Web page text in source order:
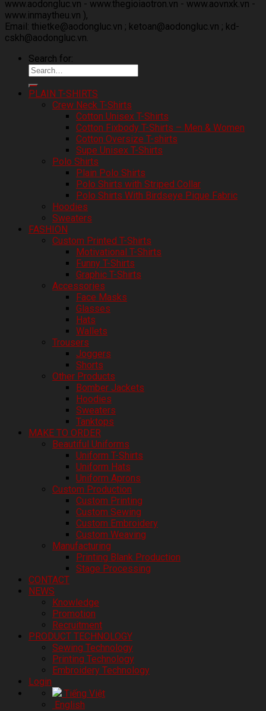
www.aodongluc.vn - www.thegioiaotron.vn - www.aovnxk.vn -
www.inmaytheu.vn ),
Email: thietke@aodongluc.vn ; ketoan@aodongluc.vn ; kd-
cskh@aodongluc.vn.
Search for:
PLAIN T-SHIRTS
Crew Neck T-Shirts
Cotton Unisex T-Shirts
Cotton Fixbody T-Shirts – Men & Women
Cotton Oversize T-shirts
Supe Unisex T-Shirts
Polo Shirts
Plain Polo Shirts
Polo Shirts with Striped Collar
Polo Shirts With Birdseye Pique Fabric
Hoodies
Sweaters
FASHION
Custom Printed T-Shirts
Motivational T-Shirts
Funny T-Shirts
Graphic T-Shirts
Accessories
Face Masks
Glasses
Hats
Wallets
Trousers
Joggers
Shorts
Other Products
Bomber Jackets
Hoodies
Sweaters
Tanktops
MAKE TO ORDER
Beautiful Uniforms
Uniform T-Shirts
Uniform Hats
Uniform Aprons
Custom Production
Custom Printing
Custom Sewing
Custom Embroidery
Custom Weaving
Manufacturing
Printing Blank Production
Stage Processing
CONTACT
NEWS
Knowledge
Promotion
Recruitment
PRODUCT TECHNOLOGY
Sewing Technology
Printing Technology
Embroidery Technology
Login
Tiếng Việt
English